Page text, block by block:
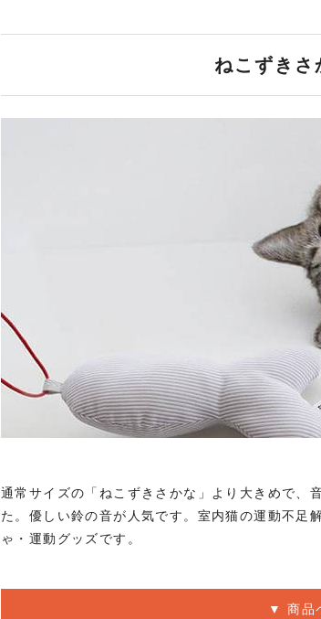
ねこずき
通常サイズの「ねこずきさかな」より大きめで、
た。優しい鈴の音が人気です。室内猫の運動不足
ゃ・運動グッズです。
▼ 商品